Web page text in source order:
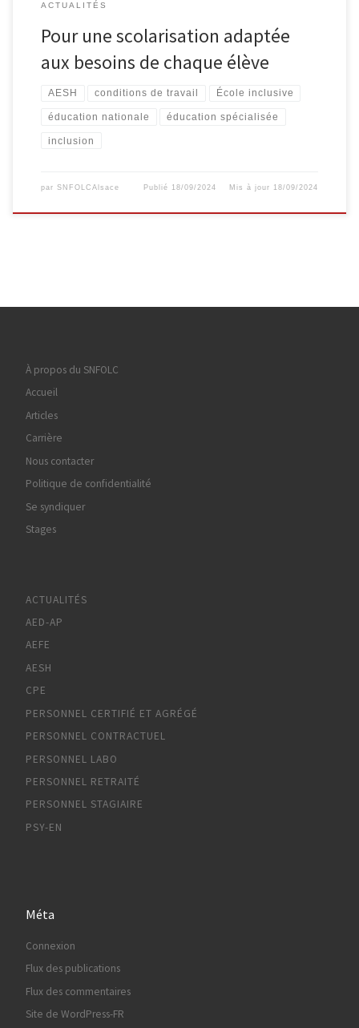
ACTUALITÉS
Pour une scolarisation adaptée
aux besoins de chaque élève
AESH conditions de travail École inclusive
éducation nationale éducation spécialisée
inclusion
par SNFOLCAlsace Publié 18/09/2024 Mis à jour 18/09/2024
À propos du SNFOLC
Accueil
Articles
Carrière
Nous contacter
Politique de confidentialité
Se syndiquer
Stages
ACTUALITÉS
AED-AP
AEFE
AESH
CPE
PERSONNEL CERTIFIÉ ET AGRÉGÉ
PERSONNEL CONTRACTUEL
PERSONNEL LABO
PERSONNEL RETRAITÉ
PERSONNEL STAGIAIRE
PSY-EN
Méta
Connexion
Flux des publications
Flux des commentaires
Site de WordPress-FR